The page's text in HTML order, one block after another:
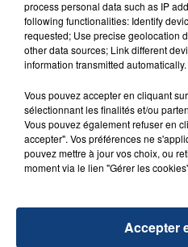
23 juillet 2026
INCENDIE MORTEL À
SON BÉBÉ ENTRE LA
Un homme s'est immolé
d'un liquide inflammable.
20 juillet 2026
UNE ADOLESCENTE
process personal data such as IP
following functionalities: Identify
requested; Use precise geolocation
other data sources; Link different
information transmitted automatically.
Vous pouvez accepter en cliquant
sélectionnant les finalités et/ou
Vous pouvez également refuser en
accepter". Vos préférences ne
pouvez mettre à jour vos choix, ou
moment via le lien "Gérer les
Accepter